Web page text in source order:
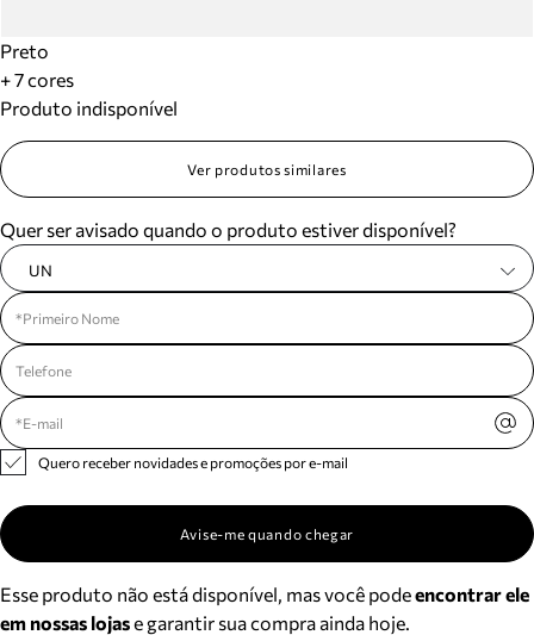
Preto
+ 7 cores
Produto indisponível
Ver produtos similares
Quer ser avisado quando o produto estiver disponível?
UN
Quero receber novidades e promoções por e-mail
Avise-me quando chegar
Esse produto não está disponível, mas você podeencontrar ele
em nossas lojase garantir sua compra ainda hoje.